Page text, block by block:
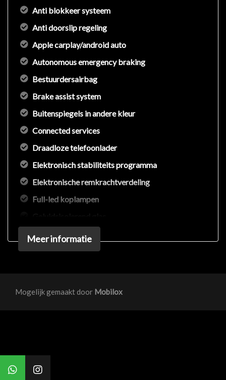
Anti blokkeer systeem
Anti doorslip regeling
Apple carplay/android auto
Autonomous emergency braking
Bestuurdersairbag
Brake assist system
Buitenspiegels in andere kleur
Connected services
Draadloze telefoonlader
Elektronisch stabiliteits programma
Elektronische remkrachtverdeling
Full-led koplampen
Hemelbekleding donker
Hoofd airbag(s) achter
Oplaadmogelijkheid
Passagiersairbag
Meer informatie
Mogelijk gemaakt door Mobilox